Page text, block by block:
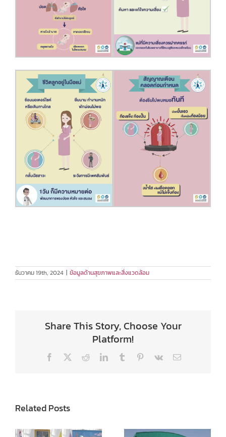
ธันวาคม 19th, 2024 | ข้อมูลด้านสุขภาพและสิ่งแวดล้อม
Share This Story, Choose Your
Platform!
Facebook RedditLinkedInTumblr Pinterest
Vk Email
Related Posts